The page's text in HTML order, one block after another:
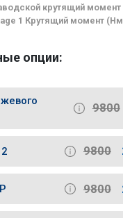
крутящий
1 Крутящий момент
опции:
9800
9800
9800